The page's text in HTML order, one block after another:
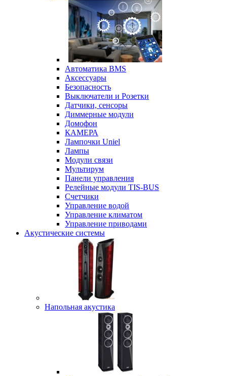
Автоматика BMS
Аксессуары
Безопасность
Выключатели и Розетки
Датчики, сенсоры
Диммерные модули
Домофон
КАМЕРА
Лампочки Uniel
Лампы
Модули связи
Мультирум
Панели управления
Релейные модули TIS-BUS
Счетчики
Управление водой
Управление климатом
Управление приводами
Акустические системы
Напольная акустика